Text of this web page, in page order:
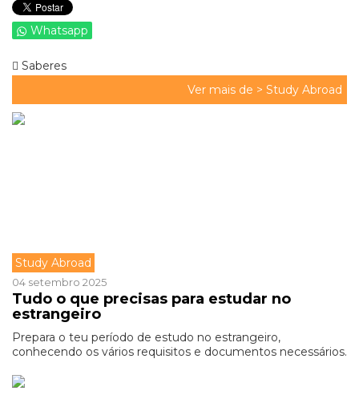
Whatsapp
Saberes
Ver mais de > Study Abroad
Study Abroad
04 setembro 2025
Tudo o que precisas para estudar no
estrangeiro
Prepara o teu período de estudo no estrangeiro,
conhecendo os vários requisitos e documentos necessários.